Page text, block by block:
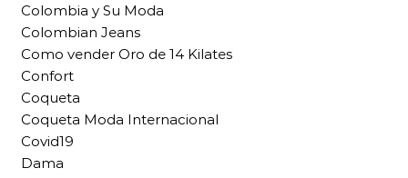
Colombia y Su Moda
Colombian Jeans
Como vender Oro de 14 Kilates
Confort
Coqueta
Coqueta Moda Internacional
Covid19
Dama